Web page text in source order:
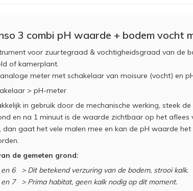
3 combi pH waarde + bodem vocht
voor zuurtegraad & vochtigheidsgraad van de
of kamerplant.
meter met schakelaar van moisure (vocht) en
> pH-meter
in gebruik door de mechanische werking, steek
en na 1 minuut is de waarde zichtbaar op het aflees
dan gaat het vele malen mee en kan de pH waarde het
de gemeten grond:
en 6 > Dit betekend verzuring van de bodem, strooi kalk.
en 7 > Prima habitat, geen kalk nodig op dit moment.